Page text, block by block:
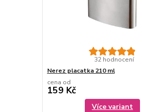
32 hodnocení
Nerez placatka 210 ml
cena od
159 Kč
Více variant